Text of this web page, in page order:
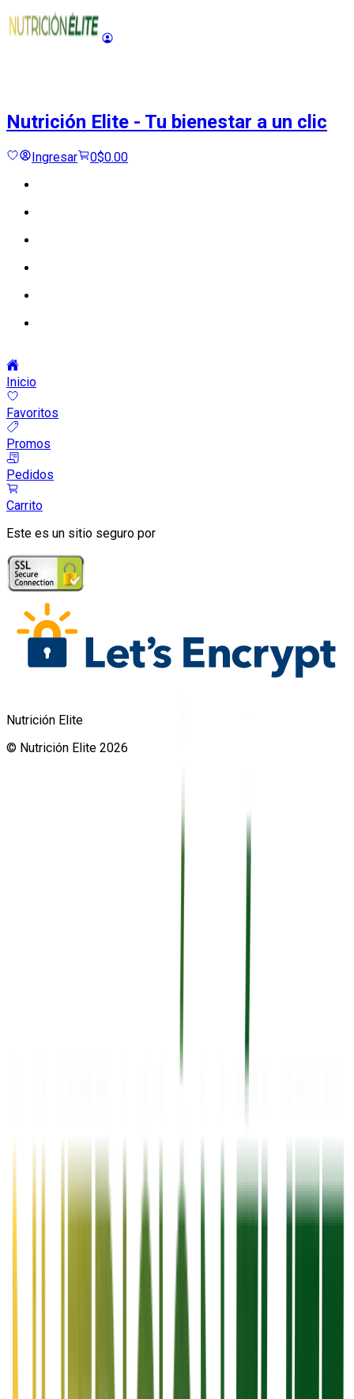
Nutrición Elite - Tu bienestar a un clic
Ingresar 0$0.00
Inicio
Favoritos
Promos
Pedidos
Carrito
Este es un sitio seguro por
Nutrición Elite
© Nutrición Elite 2026